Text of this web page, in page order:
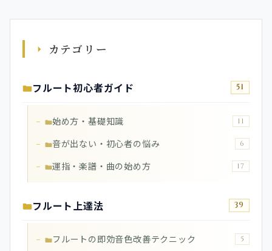
カテゴリー
フルート初心者ガイド 51
始め方・基礎知識 11
音が出ない・初心者の悩み 6
運指・楽譜・曲の始め方 17
フルート上達法 39
フルートの即効音色改善テクニック 5